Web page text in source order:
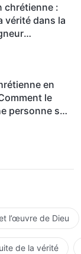
chrétienne :
vérité dans la
en
le
personne se
l’œuvre de Dieu
de la vérité